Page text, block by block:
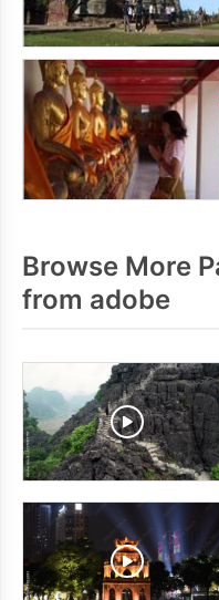
Browse More
from adobe